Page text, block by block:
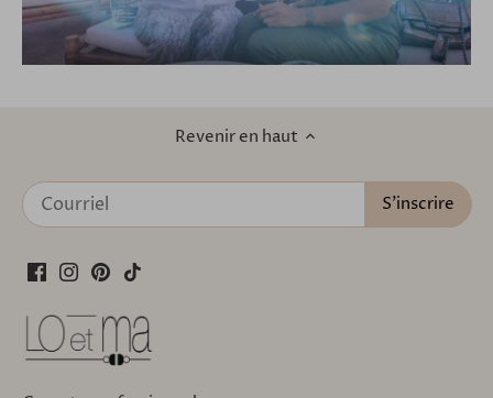
Revenir en haut